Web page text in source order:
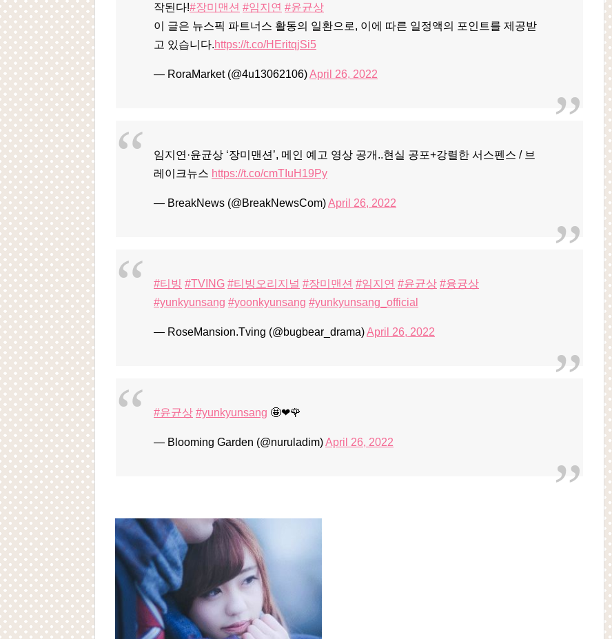
작된다!#장미맨션 #임지연 #윤균상
이 글은 뉴스픽 파트너스 활동의 일환으로, 이에 따른 일정액의 포인트를 제공받
고 있습니다.https://t.co/HEritqjSi5
— RoraMarket (@4u13062106)April 26, 2022
임지연·윤균상 ‘장미맨션’, 메인 예고 영상 공개..현실 공포+강렬한 서스펜스 / 브
레이크뉴스 https://t.co/cmTIuH19Py
— BreakNews (@BreakNewsCom)April 26, 2022
#티빙 #TVING #티빙오리지널 #장미맨션 #임지연 #윤균상 #융귱상
#yunkyunsang #yoonkyunsang #yunkyunsang_official
— RoseMansion.Tving (@bugbear_drama)April 26, 2022
#윤균상 #yunkyunsang 🤩❤🌹
— Blooming Garden (@nuruladim)April 26, 2022